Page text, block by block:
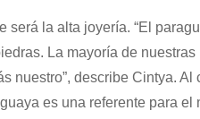
la alta joyería. “El
La mayoría de
nuestro”, describe Cintya.
es una referente para el